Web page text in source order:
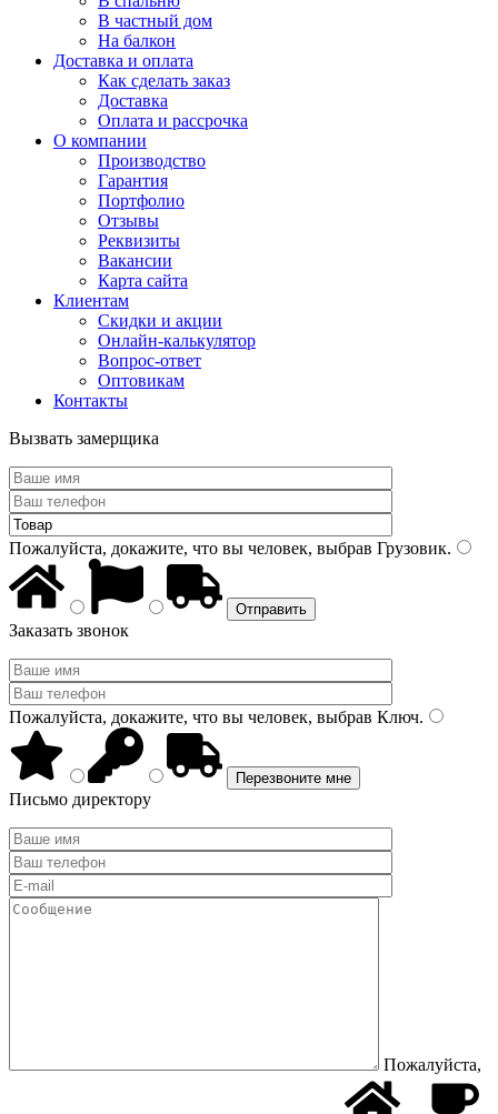
В частный дом
На балкон
Доставка и оплата
Как сделать заказ
Доставка
Оплата и рассрочка
О компании
Производство
Гарантия
Портфолио
Отзывы
Реквизиты
Вакансии
Карта сайта
Клиентам
Скидки и акции
Онлайн-калькулятор
Вопрос-ответ
Оптовикам
Контакты
Вызвать замерщика
Пожалуйста, докажите, что вы человек, выбрав Грузовик.
Заказать звонок
Пожалуйста, докажите, что вы человек, выбрав Ключ.
Письмо директору
Пожалуйста,